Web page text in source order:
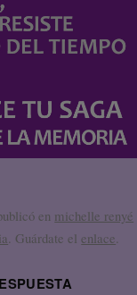
en michelle renyé
. Guárdate elenlace.